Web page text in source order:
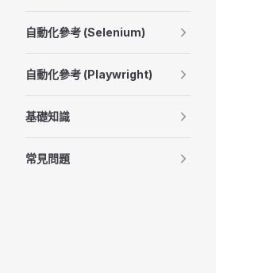
自動化參考 (Selenium)
自動化參考 (Playwright)
基礎知識
常見問題